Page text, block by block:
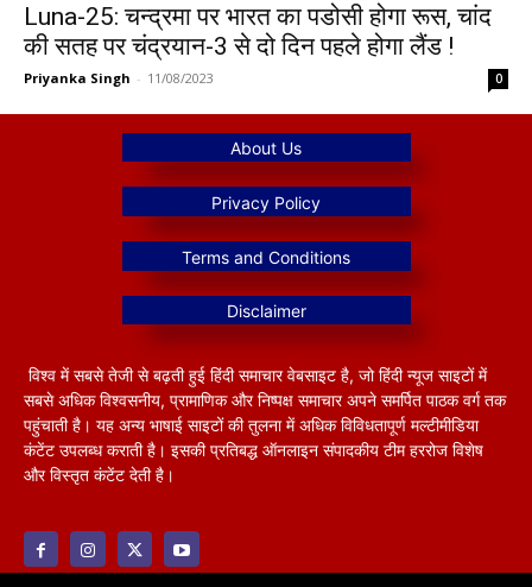
Luna-25: चन्द्रमा पर भारत का पडोसी होगा रूस, चांद
की सतह पर चंद्रयान-3 से दो दिन पहले होगा लैंड !
Priyanka Singh - 11/08/2023 0
विश्व में सबसे तेजी से बढ़ती हुई हिंदी समाचार वेबसाइट है, जो हिंदी न्यूज साइटों में
सबसे अधिक विश्वसनीय, प्रामाणिक और निष्पक्ष समाचार अपने समर्पित पाठक वर्ग तक
पहुंचाती है। यह अन्य भाषाई साइटों की तुलना में अधिक विविधतापूर्ण मल्टीमीडिया
कंटेंट उपलब्ध कराती है। इसकी प्रतिबद्ध ऑनलाइन संपादकीय टीम हररोज विशेष
और विस्तृत कंटेंट देती है।